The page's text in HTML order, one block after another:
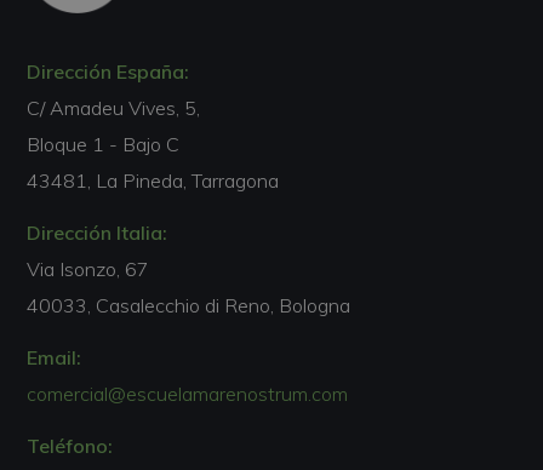
Dirección España:
C/ Amadeu Vives, 5,
Bloque 1 - Bajo C
43481, La Pineda, Tarragona
Dirección Italia:
Via Isonzo, 67
40033, Casalecchio di Reno, Bologna
Email:
comercial@escuelamarenostrum.com
Teléfono: